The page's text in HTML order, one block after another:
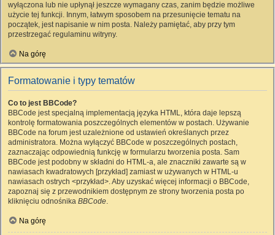
wyłączona lub nie upłynął jeszcze wymagany czas, zanim będzie możliwe
użycie tej funkcji. Innym, łatwym sposobem na przesunięcie tematu na
początek, jest napisanie w nim posta. Należy pamiętać, aby przy tym
przestrzegać regulaminu witryny.
Na górę
Formatowanie i typy tematów
Co to jest BBCode?
BBCode jest specjalną implementacją języka HTML, która daje lepszą
kontrolę formatowania poszczególnych elementów w postach. Używanie
BBCode na forum jest uzależnione od ustawień określanych przez
administratora. Można wyłączyć BBCode w poszczególnych postach,
zaznaczając odpowiednią funkcję w formularzu tworzenia posta. Sam
BBCode jest podobny w składni do HTML-a, ale znaczniki zawarte są w
nawiasach kwadratowych [przykład] zamiast w używanych w HTML-u
nawiasach ostrych <przykład>. Aby uzyskać więcej informacji o BBCode,
zapoznaj się z przewodnikiem dostępnym ze strony tworzenia posta po
kliknięciu odnośnika BBCode.
Na górę